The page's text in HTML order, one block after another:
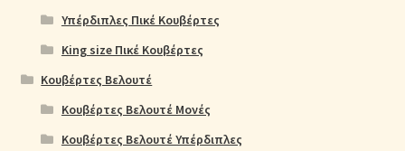
Υπέρδιπλες Πικέ Κουβέρτες
King size Πικέ Κουβέρτες
Κουβέρτες Βελουτέ
Κουβέρτες Βελουτέ Μονές
Κουβέρτες Βελουτέ Υπέρδιπλες